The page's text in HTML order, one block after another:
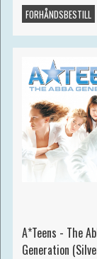
FORHÅNDSBESTILL
A*Teens - The
Generation